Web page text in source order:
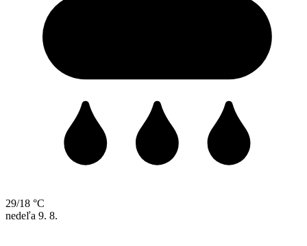
29/18 °C
nedeľa 9. 8.